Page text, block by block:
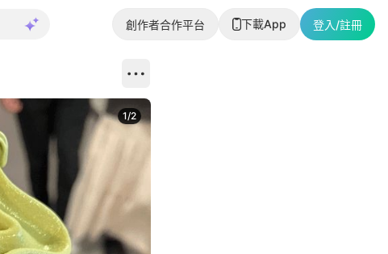
創作者合作平台 下載App 登入/註冊
1/2